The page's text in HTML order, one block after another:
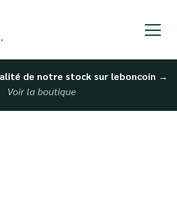
de notre stock sur leboncoin →
Voir la boutique